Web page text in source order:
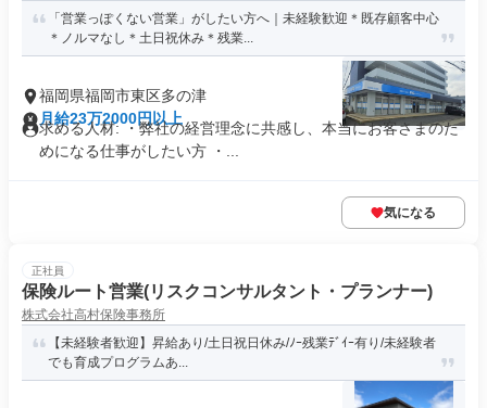
「営業っぽくない営業」がしたい方へ｜未経験歓迎＊既存顧客中心
＊ノルマなし＊土日祝休み＊残業...
福岡県福岡市東区多の津
月給23万2000円以上
求める人材: ・弊社の経営理念に共感し、本当にお客さまのた
めになる仕事がしたい方 ・...
気になる
正社員
保険ルート営業(リスクコンサルタント・プランナー)
株式会社高村保険事務所
【未経験者歓迎】昇給あり/土日祝日休み/ﾉｰ残業ﾃﾞｲｰ有り/未経験者
でも育成プログラムあ...